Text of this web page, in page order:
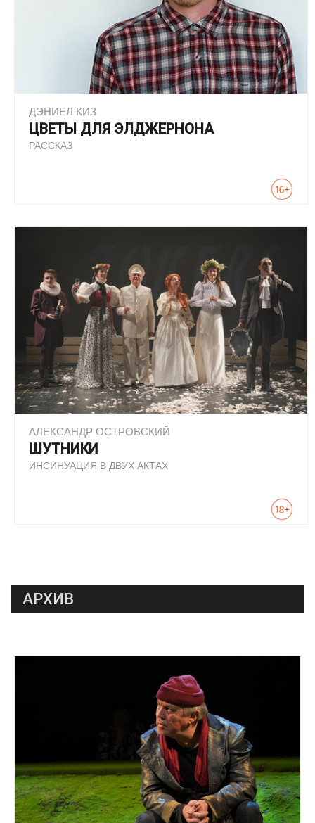
ДЭНИЕЛ КИЗ
ЦВЕТЫ ДЛЯ ЭЛДЖЕРНОНА
РАССКАЗ
АЛЕКСАНДР ОСТРОВСКИЙ
ШУТНИКИ
ИНСИНУАЦИЯ В ДВУХ АКТАХ
АРХИВ